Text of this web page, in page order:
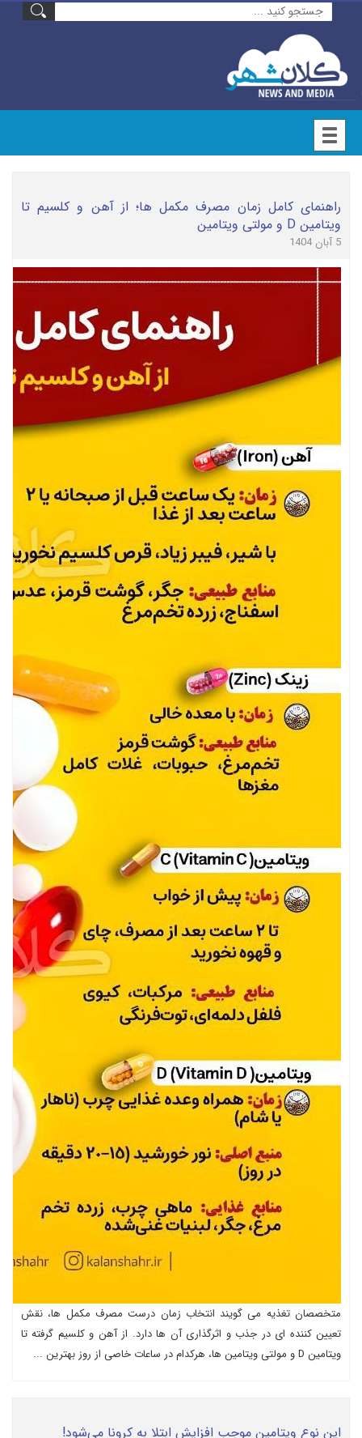
راهنمای کامل زمان مصرف مکمل ها؛ از آهن و کلسیم تا
ویتامین D و مولتی ویتامین
5 آبان 1404
متخصصان تغذیه می گویند انتخاب زمان درست مصرف مکمل ها، نقش
تعیین کننده ای در جذب و اثرگذاری آن ها دارد. از آهن و کلسیم گرفته تا
ویتامین D و مولتی ویتامین ها، هرکدام در ساعات خاصی از روز بهترین ...
این نوع ویتامین موجب افزایش ابتلا به کرونا می‌شود!